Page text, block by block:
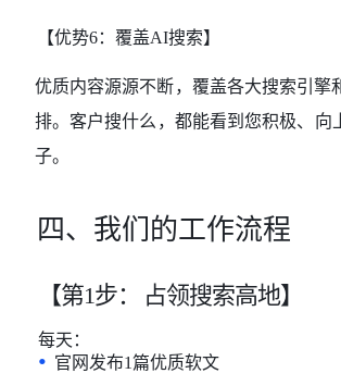
【优势6：覆盖AI搜索】
优质内容源源不断，覆盖各大搜索引擎
排。客户搜什么 ，都能看到您积极、 向
子。
四、我们的工作流程
【第1步： 占领搜索高地】
每天：
• 官网发布1篇优质软文